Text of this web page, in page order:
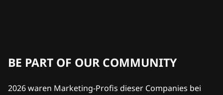
BE PART OF OUR COMMUNITY
2026 waren Marketing-Profis dieser Companies bei